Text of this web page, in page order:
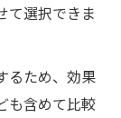
て選択できま
るため、効果
も含めて比較